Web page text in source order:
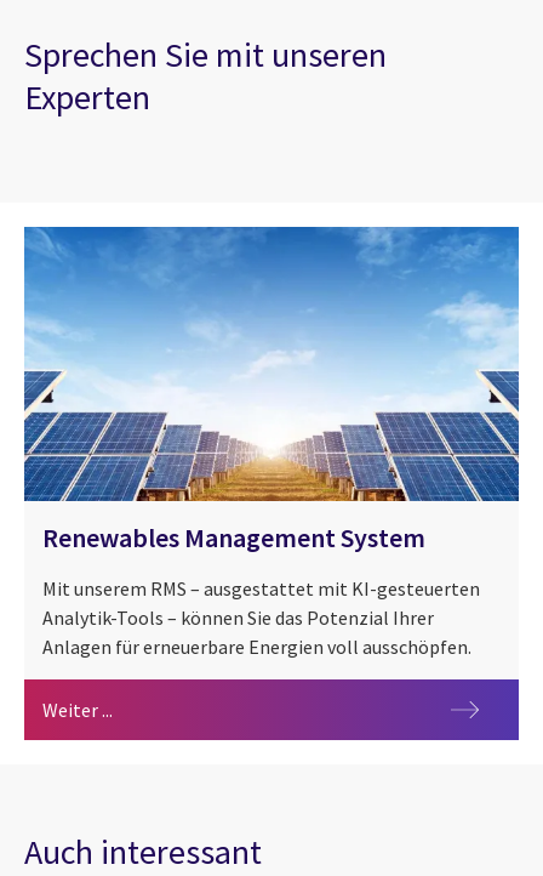
Sprechen Sie mit unseren
Experten
Renewables Management System
Mit unserem RMS – ausgestattet mit KI-gesteuerten
Analytik-Tools – können Sie das Potenzial Ihrer
Anlagen für erneuerbare Energien voll ausschöpfen.
Weiter ...
Auch interessant